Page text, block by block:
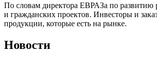
По словам директора ЕВРАЗа по
и гражданских проектов. Инвесторы и
продукции, которые есть на рынке.
Новости